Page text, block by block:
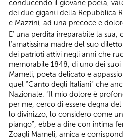
conducendo il giovane poeta,
dei due giganti della Repubblica
e Mazzini, ad una precoce e
E’ una perdita irreparabile la sua,
l’amatissima madre del suo
dei patrioti attivi negli anni che
memorabile 1848, di uno dei
Mameli, poeta delicato e
quel “Canto degli Italiani” che
Nazionale. “Il mio dolore è
per me, cerco di essere degna
lo divinizzo, lo considero come
piango”, ebbe a dire con intima
Zoagli Mameli, amica e